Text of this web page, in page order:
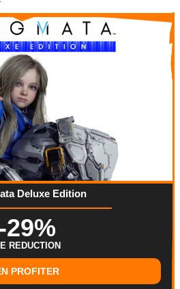
Deluxe Edition
-29%
REDUCTION
PROFITER